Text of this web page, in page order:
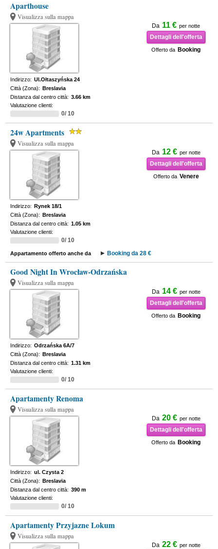
Aparthouse
Visualizza sulla mappa
Da 11 € per notte
Dettagli dell'offerta
Offerto da Booking
Indirizzo: Ul.Ołtaszyńska 24
Città (Zona): Breslavia
Distanza dal centro città: 3.66 km
Valutazione clienti:
0/ 10
24w Apartments
Visualizza sulla mappa
Da 12 € per notte
Dettagli dell'offerta
Offerto da Venere
Indirizzo: Rynek 18/1
Città (Zona): Breslavia
Distanza dal centro città: 1.05 km
Valutazione clienti:
0/ 10
Appartamento offerto anche da Booking da 28 €
Good Night In Wrocław-Odrzańska
Visualizza sulla mappa
Da 14 € per notte
Dettagli dell'offerta
Offerto da Booking
Indirizzo: Odrzańska 6A/7
Città (Zona): Breslavia
Distanza dal centro città: 1.31 km
Valutazione clienti:
0/ 10
Apartamenty Renoma
Visualizza sulla mappa
Da 20 € per notte
Dettagli dell'offerta
Offerto da Booking
Indirizzo: ul. Czysta 2
Città (Zona): Breslavia
Distanza dal centro città: 390 m
Valutazione clienti:
0/ 10
Apartamenty Przyjazne Lokum
Visualizza sulla mappa
Da 22 € per notte